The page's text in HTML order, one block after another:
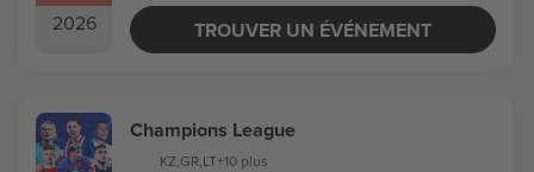
2026
TROUVER UN ÉVÉNEMENT
Champions League
KZ,GR,LT+10 plus